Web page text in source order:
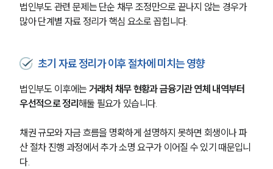
법인부도 관련 문제는 단순 채무 조정만으로 끝나지 않는 경우가
많아 단계별 자료 정리가 핵심 요소로 꼽힙니다.
초기 자료 정리가 이후 절차에 미치는 영향
법인부도 이후에는 거래처 채무 현황과 금융기관 연체 내역부터
우선적으로 정리해둘 필요가 있습니다.
채권 규모와 자금 흐름을 명확하게 설명하지 못하면 회생이나 파
산 절차 진행 과정에서 추가 소명 요구가 이어질 수 있기 때문입니
다.